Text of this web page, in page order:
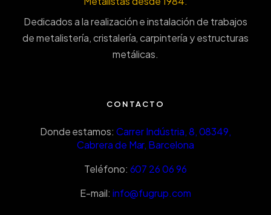
Dedicados a la realización e instalación de trabajos
de metalistería, cristalería, carpintería y estructuras
metálicas.
CONTACTO
Donde estamos:Carrer Indústria, 8, 08349,
Cabrera de Mar, Barcelona
Teléfono: 607 26 06 96
E-mail: info@fugrup.com